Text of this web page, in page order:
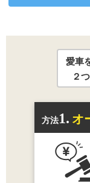
愛車
２
方法1. オ